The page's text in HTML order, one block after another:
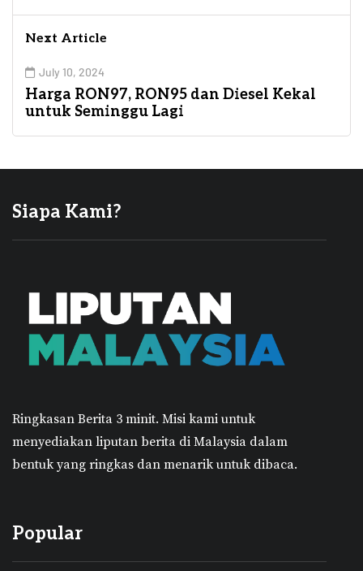
Next Article
July 10, 2024
Harga RON97, RON95 dan Diesel Kekal
untuk Seminggu Lagi
Siapa Kami?
Ringkasan Berita 3 minit. Misi kami untuk
menyediakan liputan berita di Malaysia dalam
bentuk yang ringkas dan menarik untuk dibaca.
Popular